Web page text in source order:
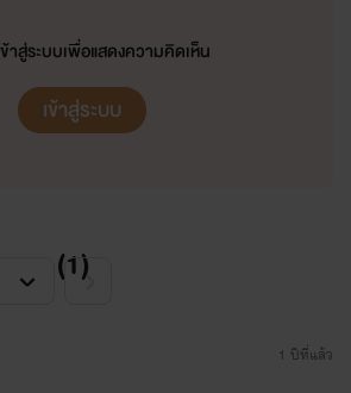
าสู่ระบบเพื่อแสดงความคิดเห็น
เข้าสู่ระบบ
มด (1)
1 ปีที่แล้ว